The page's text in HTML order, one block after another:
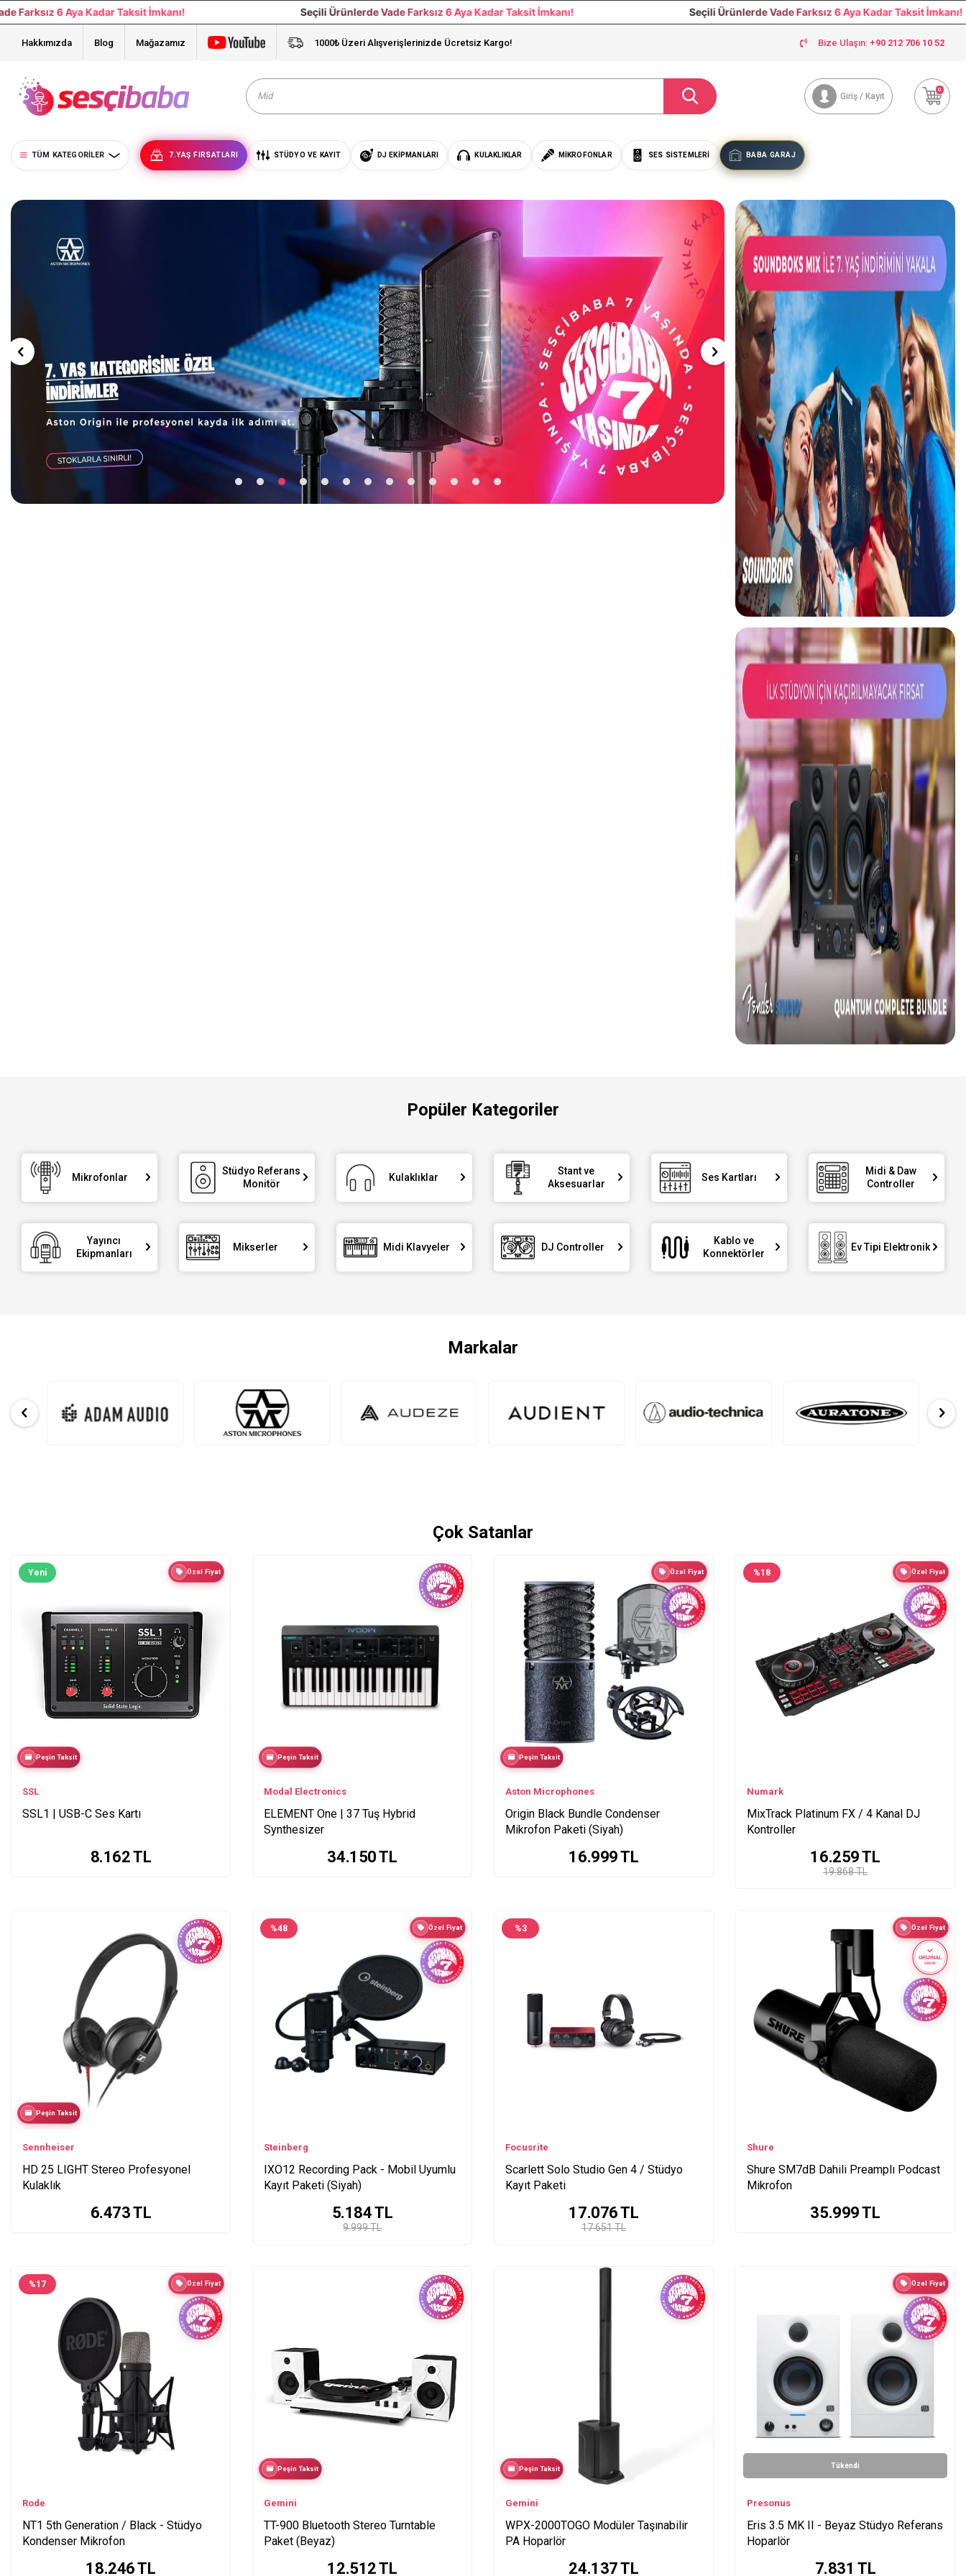
İmkanı! Seçili Ürünlerde Vade Farksız 6 Aya Kadar Taksit İmkanı! Seçili Ürünlerde Vade Farksız 6 Aya Kadar Taksit İmkanı!
Hakkımızda Blog Mağazamız 1000₺ Üzeri Alışverişlerinizde Ücretsiz Kargo! Bize Ulaşın: +90 212 706 10 52
Giriş / Kayıt
0
TÜM KATEGORILER 7.YAŞ FIRSATLARI STÜDYO VE KAYIT DJ EKIPMANLARI KULAKLIKLAR MIKROFONLAR SES SISTEMLERI BABA GARAJ
Popüler Kategoriler
Mikrofonlar
Stüdyo Referans
Monitör
Kulaklıklar
Stant ve
Aksesuarlar
Ses Kartları
Midi & Daw
Controller
Yayıncı
Ekipmanları
Mikserler Midi Klavyeler DJ Controller
Kablo ve
Konnektörler
Ev Tipi Elektronik
Markalar
Çok Satanlar
Yeni Özel Fiyat
Peşin Taksit
SSL
SSL1 | USB-C Ses Kartı
8.162TL
Peşin Taksit
Modal Electronics
ELEMENT One | 37 Tuş Hybrid
Synthesizer
34.150TL
Özel Fiyat
Peşin Taksit
Aston Microphones
Origin Black Bundle Condenser
Mikrofon Paketi (Siyah)
16.999TL
%18 Özel Fiyat
Numark
MixTrack Platinum FX / 4 Kanal DJ
Kontroller
19.868 TL
16.259TL
Peşin Taksit
Sennheiser
HD 25 LIGHT Stereo Profesyonel
Kulaklık
6.473TL
%48 Özel Fiyat
Steinberg
IXO12 Recording Pack - Mobil Uyumlu
Kayıt Paketi (Siyah)
9.999 TL
5.184TL
%3
Focusrite
Scarlett Solo Studio Gen 4 / Stüdyo
Kayıt Paketi
17.651 TL
17.076TL
Özel Fiyat
ORİJİNAL
ÜRÜN
Shure
Shure SM7dB Dahili Preamplı Podcast
Mikrofon
35.999TL
%17 Özel Fiyat
Rode
NT1 5th Generation / Black - Stüdyo
Kondenser Mikrofon
18.246TL
Peşin Taksit
Gemini
TT-900 Bluetooth Stereo Turntable
Paket (Beyaz)
12.512TL
Peşin Taksit
Gemini
WPX-2000TOGO Modüler Taşınabilir
PA Hoparlör
24.137TL
Tükendi
Özel Fiyat
Presonus
Eris 3.5 MK II - Beyaz Stüdyo Referans
Hoparlör
7.831 TL